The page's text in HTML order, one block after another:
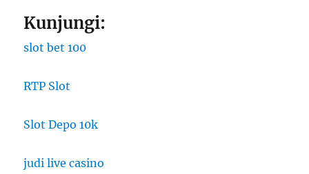
Kunjungi:
slot bet 100
RTP Slot
Slot Depo 10k
judi live casino